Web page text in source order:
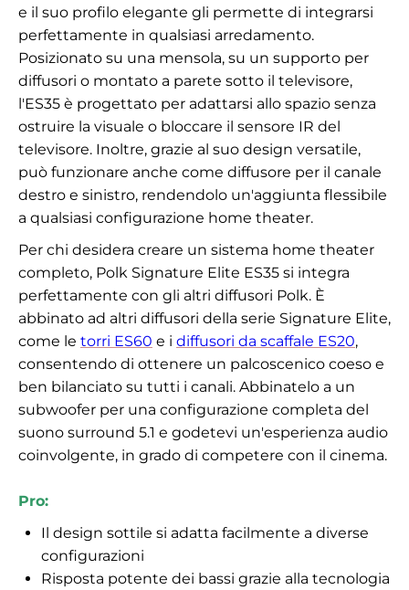
e il suo profilo elegante gli permette di integrarsi
perfettamente in qualsiasi arredamento.
Posizionato su una mensola, su un supporto per
diffusori o montato a parete sotto il televisore,
l'ES35 è progettato per adattarsi allo spazio senza
ostruire la visuale o bloccare il sensore IR del
televisore. Inoltre, grazie al suo design versatile,
può funzionare anche come diffusore per il canale
destro e sinistro, rendendolo un'aggiunta flessibile
a qualsiasi configurazione home theater.
Per chi desidera creare un sistema home theater
completo, Polk Signature Elite ES35 si integra
perfettamente con gli altri diffusori Polk. È
abbinato ad altri diffusori della serie Signature Elite,
come le torri ES60 e i diffusori da scaffale ES20,
consentendo di ottenere un palcoscenico coeso e
ben bilanciato su tutti i canali. Abbinatelo a un
subwoofer per una configurazione completa del
suono surround 5.1 e godetevi un'esperienza audio
coinvolgente, in grado di competere con il cinema.
Pro:
Il design sottile si adatta facilmente a diverse
configurazioni
Risposta potente dei bassi grazie alla tecnologia